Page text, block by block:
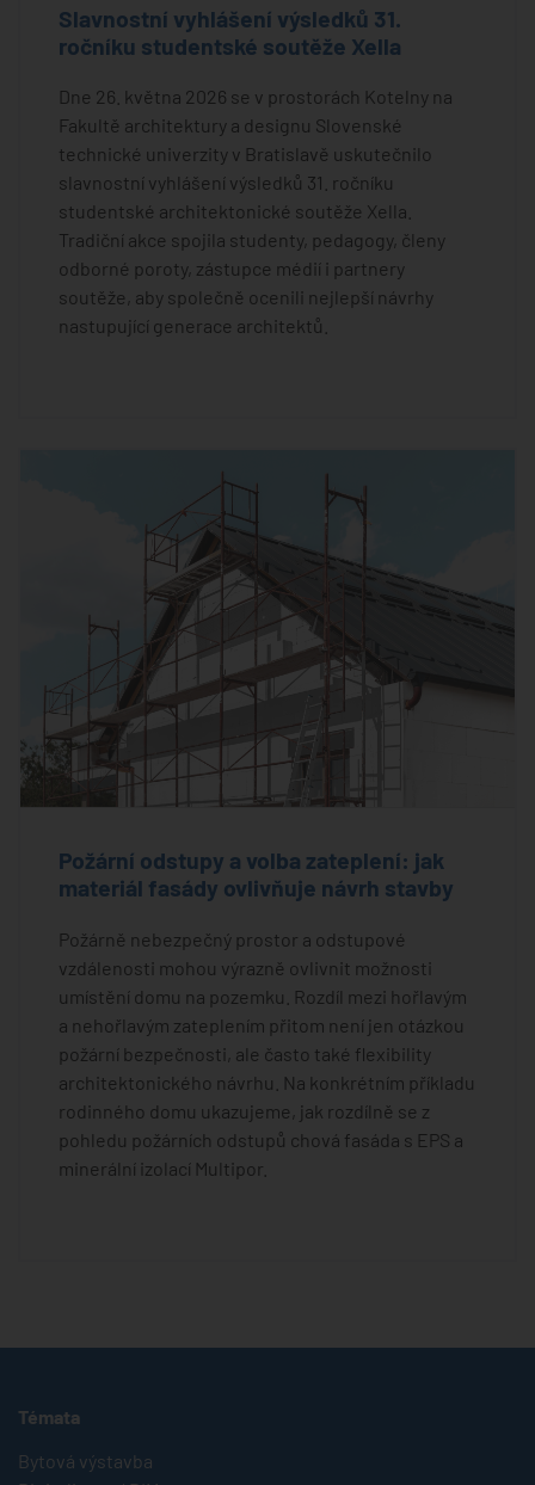
Slavnostní vyhlášení výsledků 31.
ročníku studentské soutěže Xella
Dne 26. května 2026 se v prostorách Kotelny na
Fakultě architektury a designu Slovenské
technické univerzity v Bratislavě uskutečnilo
slavnostní vyhlášení výsledků 31. ročníku
studentské architektonické soutěže Xella.
Tradiční akce spojila studenty, pedagogy, členy
odborné poroty, zástupce médií i partnery
soutěže, aby společně ocenili nejlepší návrhy
nastupující generace architektů.
Požární odstupy a volba zateplení: jak
materiál fasády ovlivňuje návrh stavby
Požárně nebezpečný prostor a odstupové
vzdálenosti mohou výrazně ovlivnit možnosti
umístění domu na pozemku. Rozdíl mezi hořlavým
a nehořlavým zateplením přitom není jen otázkou
požární bezpečnosti, ale často také flexibility
architektonického návrhu. Na konkrétním příkladu
rodinného domu ukazujeme, jak rozdílně se z
pohledu požárních odstupů chová fasáda s EPS a
minerální izolací Multipor.
Témata
Bytová výstavba